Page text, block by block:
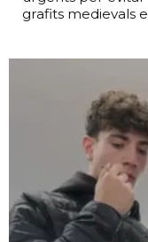
grafits medievals